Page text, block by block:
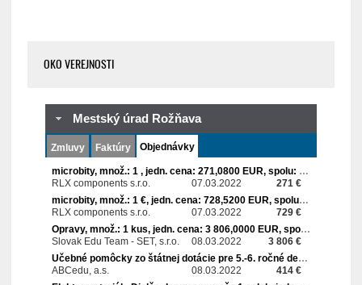
OKO VEREJNOSTI